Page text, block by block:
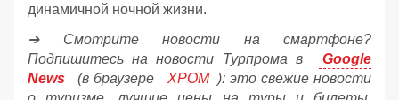
динамичной ночной жизни.
➔ Смотрите новости на смартфоне?
Подпишитесь на новости Турпрома в
Google
News
(в браузере ХРОМ
): это свежие новости